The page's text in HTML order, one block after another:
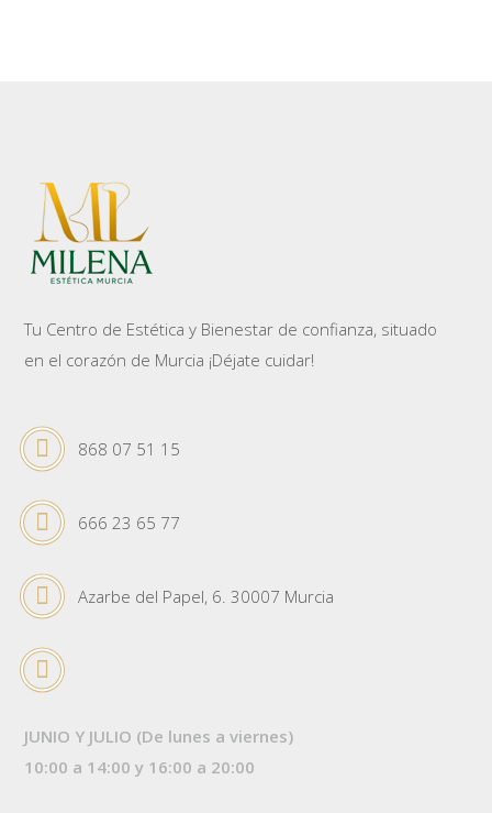
Tu Centro de Estética y Bienestar de confianza, situado
en el corazón de Murcia ¡Déjate cuidar!
868 07 51 15
666 23 65 77
Azarbe del Papel, 6. 30007 Murcia
JUNIO Y JULIO (De lunes a viernes)
10:00 a 14:00 y 16:00 a 20:00